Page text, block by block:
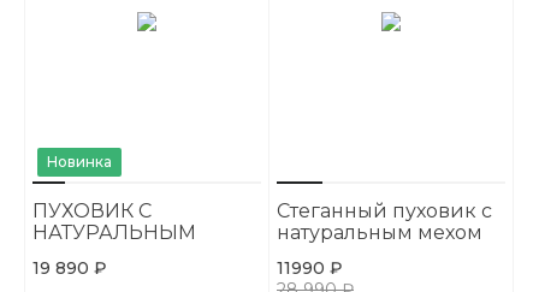
Новинка
ПУХОВИК С
НАТУРАЛЬНЫМ
19 890 ₽
Стеганный пуховик с
натуральным мехом
11990 ₽